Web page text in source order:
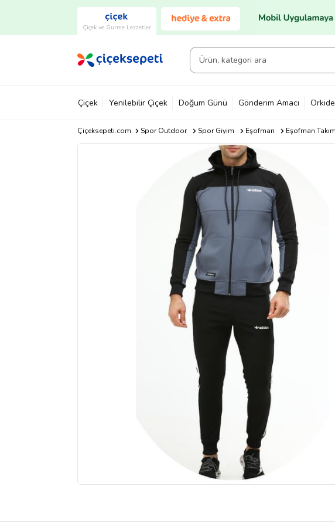
Çiçek ve Gurme Lezzetler
Çiçek Yenilebilir Çiçek Doğum Günü Gönderim Amacı
Çiçeksepeti.com Spor Outdoor Spor Giyim Eşofman Eşofman